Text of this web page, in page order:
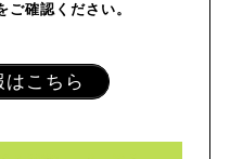
確認ください。
はこちら